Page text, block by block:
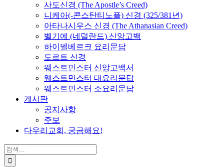
사도신경 (The Apostle’s Creed)
니케아(-콘스탄티노플) 신경 (325/381년)
아타나시우스 신경 (The Athanasian Creed)
벨기에 (네덜란드) 신앙고백
하이델베르크 요리문답
도르트 신경
웨스트민스터 신앙고백서
웨스트민스터 대요리문답
웨스트민스터 소요리문답
게시판
공지사항
주보
다우리교회, 궁금해요!
검
색